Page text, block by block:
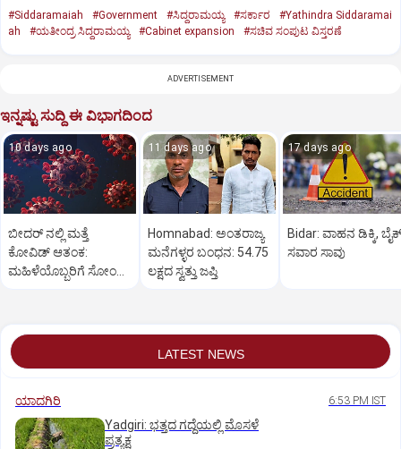
#Siddaramaiah #Government #ಸಿದ್ದರಾಮಯ್ಯ #ಸರ್ಕಾರ
#Yathindra Siddaramai
ah
#ಯತೀಂದ್ರ ಸಿದ್ದರಾಮಯ್ಯ #Cabinet expansion #ಸಚಿವ ಸಂಪುಟ ವಿಸ್ತರಣೆ
ADVERTISEMENT
ಇನ್ನಷ್ಟು ಸುದ್ದಿ ಈ ವಿಭಾಗದಿಂದ
10 days ago
ಬೀದರ್ ನಲ್ಲಿ ಮತ್ತೆ
ಕೋವಿಡ್‌ ಆತಂಕ:
ಮಹಿಳೆಯೊಬ್ಬರಿಗೆ ಸೋಂಕು
11 days ago
Homnabad: ಅಂತರಾಜ್ಯ
ಮನೆಗಳ್ಳರ ಬಂಧನ: 54.75
ಲಕ್ಷದ ಸ್ವತ್ತು ಜಪ್ತಿ
17 days ago
Bidar: ವಾಹನ ಡಿಕ್ಕಿ,
ಸವಾರ ಸಾವು
LATEST NEWS
ಯಾದಗಿರಿ 6:53 PM IST
Yadgiri: ಭತ್ತದ ಗದ್ದೆಯಲ್ಲಿ ಮೊಸಳೆ
ಪ್ರತ್ಯಕ್ಷ